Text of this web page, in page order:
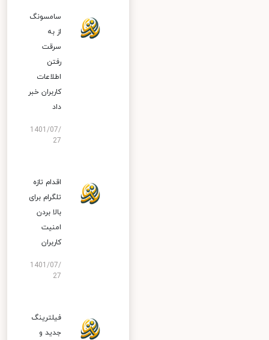
سامسونگ
از به
سرقت
رفتن
اطلاعات
کاربران خبر
داد
1401/07/
27
اقدام تازه
تلگرام برای
بالا بردن
امنیت
کاربران
1401/07/
27
فیلترینگ
جدید و